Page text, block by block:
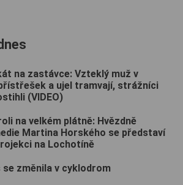
na zastávce: Vzteklý muž v
a ujel tramvají, strážníci
(VIDEO)
na velkém plátně: Hvězdně
Martina Horského se představí
na Lochotíně
změnila v cyklodrom